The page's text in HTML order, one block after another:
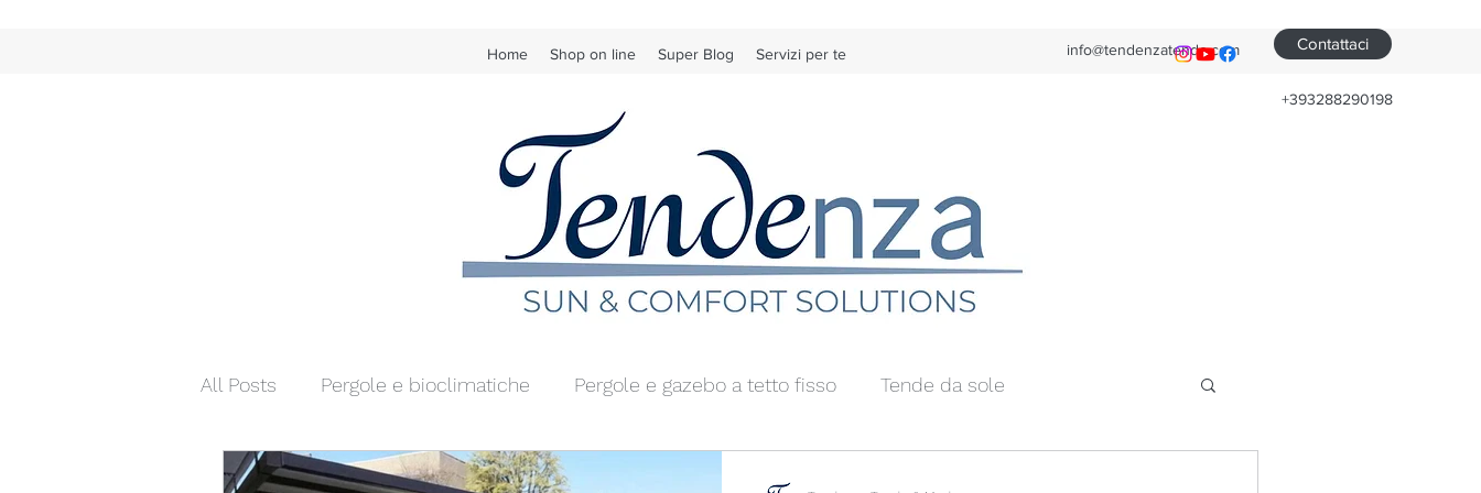
info@tendenzatende.com
Home Shop on line Super Blog Servizi per te
Contattaci
+393288290198
All Posts Pergole e bioclimatiche Pergole e gazebo a tetto fisso Tende da sole
Tende da interno diritte Tende da interno morbide